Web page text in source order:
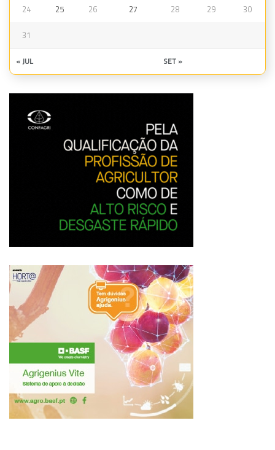
24 25 26 27 28 29 30
31
« JUL SET »